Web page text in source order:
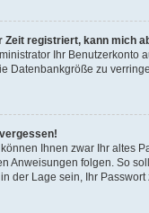
Zeit registriert, kann mich
Ihr
Datenbankgröße zu
Ihnen zwar Ihr altes
Anweisungen folgen. So
der Lage sein, Ihr